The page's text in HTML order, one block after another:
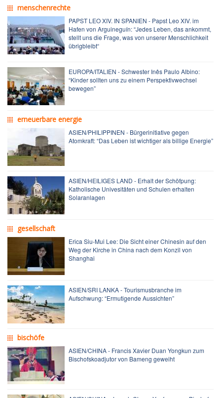
menschenrechte
PAPST LEO XIV. IN SPANIEN - Papst Leo XIV. im
Hafen von Arguineguín: “Jedes Leben, das ankommt,
stellt uns die Frage, was von unserer Menschlichkeit
übrigbleibt“
EUROPA/ITALIEN - Schwester Inês Paulo Albino:
“Kinder sollten uns zu einem Perspektivwechsel
bewegen”
erneuerbare energie
ASIEN/PHILIPPINEN - Bürgerinitiative gegen
Atomkraft: “Das Leben ist wichtiger als billige Energie”
ASIEN/HEILIGES LAND - Erhalt der Schöfpung:
Katholische Univesitäten und Schulen erhalten
Solaranlagen
gesellschaft
Erica Siu-Mui Lee: Die Sicht einer Chinesin auf den
Weg der Kirche in China nach dem Konzil von
Shanghai
ASIEN/SRI LANKA - Tourismusbranche im
Aufschwung: “Ermutigende Aussichten”
bischöfe
ASIEN/CHINA - Francis Xavier Duan Yongkun zum
Bischofskoadjutor von Bameng geweiht